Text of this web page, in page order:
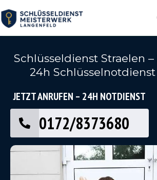
Schlüsseldienst Straelen
24h
JETZT ANRUFEN – 24H NOTDIENST
0172/8373680